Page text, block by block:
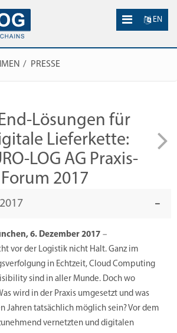
EN
PRESSE
Lösungen für
Lieferkette:
LOG AG Praxis-
Forum 2017
6. Dezember 2017 –
vor der Logistik nicht Halt. Ganz im
in Echtzeit, Cloud Computing
sind in aller Munde. Doch wo
wird in der Praxis umgesetzt und was
Jahren tatsächlich möglich sein? Vor dem
vernetzten und digitalen